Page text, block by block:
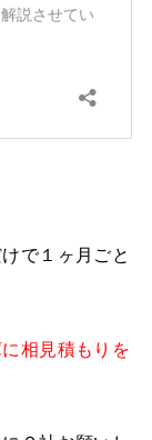
で１ヶ月ごと
相見積もりを